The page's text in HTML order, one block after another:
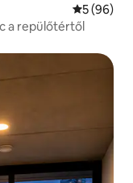
Átlagos
5 (96)
a repülőtértől